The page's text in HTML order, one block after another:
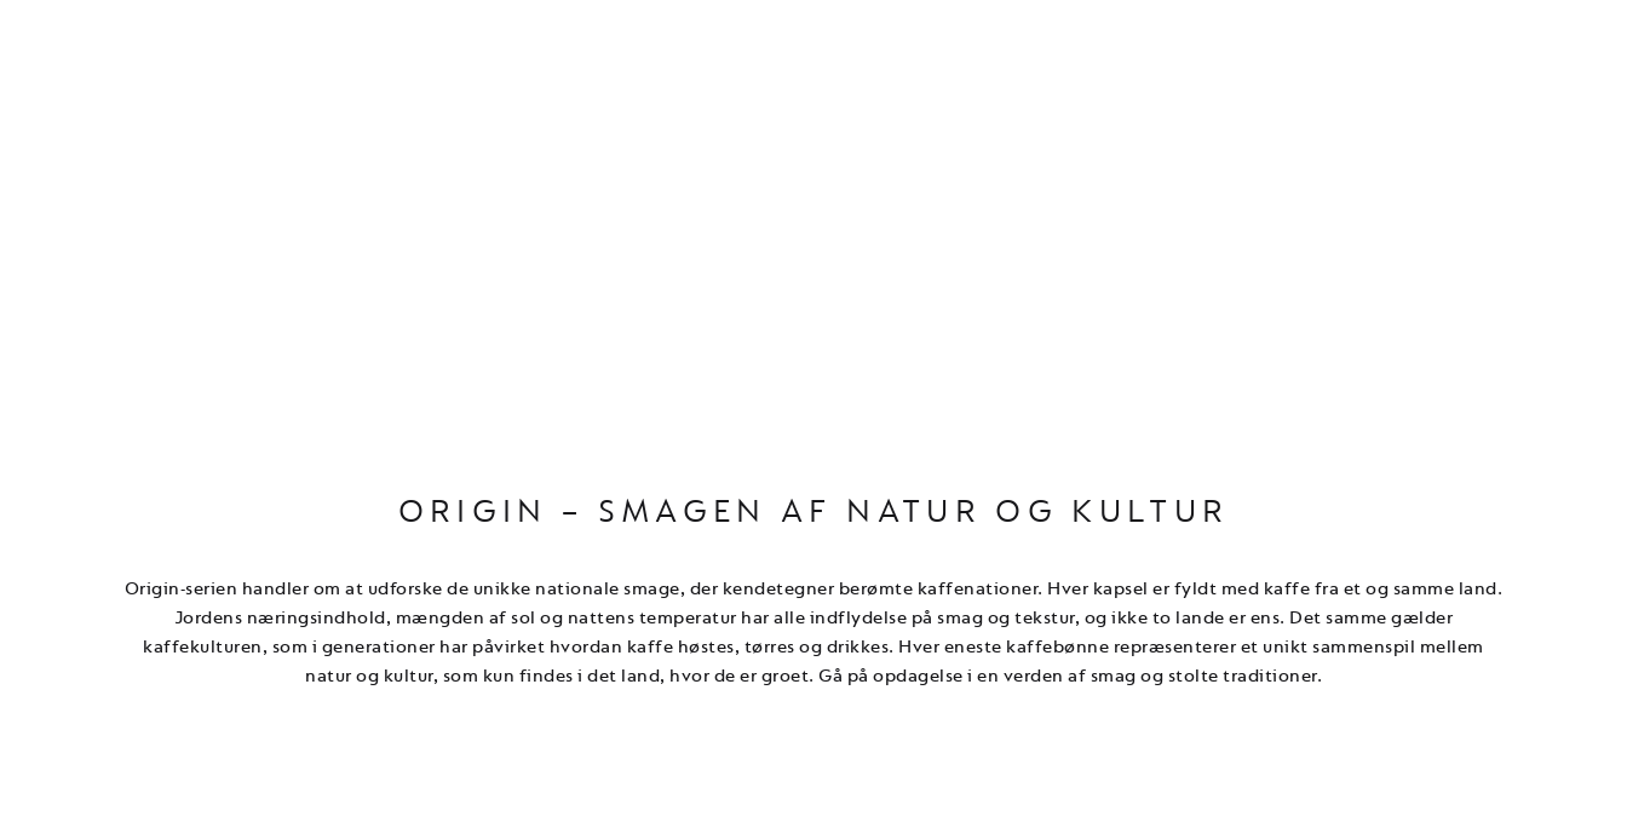
ORIGIN – SMAGEN AF NATUR OG KULTUR
Origin-serien handler om at udforske de unikke nationale smage, der kendetegner berømte kaffenationer. Hver kapsel er fyldt med kaffe fra et og samme land.
Jordens næringsindhold, mængden af sol og nattens temperatur har alle indflydelse på smag og tekstur, og ikke to lande er ens. Det samme gælder
kaffekulturen, som i generationer har påvirket hvordan kaffe høstes, tørres og drikkes. Hver eneste kaffebønne repræsenterer et unikt sammenspil mellem
natur og kultur, som kun findes i det land, hvor de er groet. Gå på opdagelse i en verden af smag og stolte traditioner.